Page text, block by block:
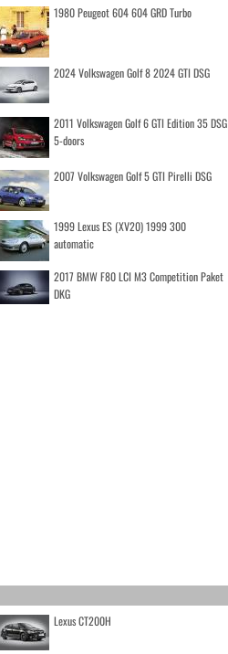
1980 Peugeot 604 604 GRD Turbo
2024 Volkswagen Golf 8 2024 GTI DSG
2011 Volkswagen Golf 6 GTI Edition 35 DSG
5-doors
2007 Volkswagen Golf 5 GTI Pirelli DSG
1999 Lexus ES (XV20) 1999 300
automatic
2017 BMW F80 LCI M3 Competition Paket
DKG
Lexus CT200H